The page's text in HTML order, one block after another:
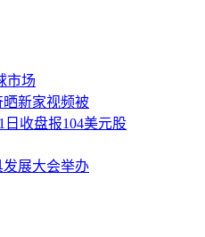
市场
晒新家视频被
收盘报104美元股
发展大会举办